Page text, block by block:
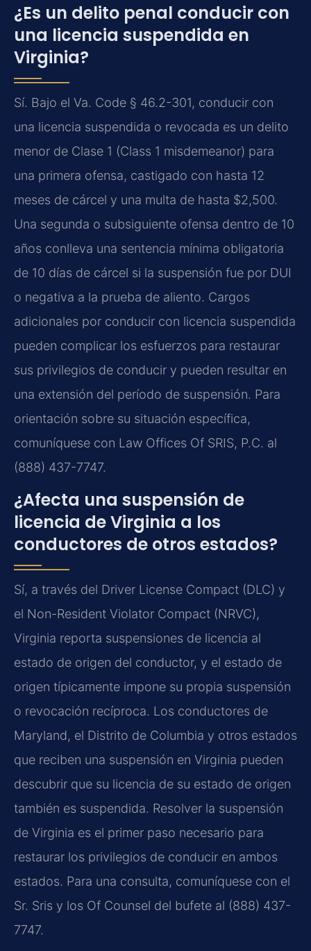
¿Es un delito penal conducir con
una licencia suspendida en
Virginia?
Sí. Bajo el Va. Code § 46.2-301, conducir con
una licencia suspendida o revocada es un delito
menor de Clase 1 (Class 1 misdemeanor) para
una primera ofensa, castigado con hasta 12
meses de cárcel y una multa de hasta $2,500.
Una segunda o subsiguiente ofensa dentro de 10
años conlleva una sentencia mínima obligatoria
de 10 días de cárcel si la suspensión fue por DUI
o negativa a la prueba de aliento. Cargos
adicionales por conducir con licencia suspendida
pueden complicar los esfuerzos para restaurar
sus privilegios de conducir y pueden resultar en
una extensión del período de suspensión. Para
orientación sobre su situación específica,
comuníquese con Law Offices Of SRIS, P.C. al
(888) 437-7747.
¿Afecta una suspensión de
licencia de Virginia a los
conductores de otros estados?
Sí, a través del Driver License Compact (DLC) y
el Non-Resident Violator Compact (NRVC),
Virginia reporta suspensiones de licencia al
estado de origen del conductor, y el estado de
origen típicamente impone su propia suspensión
o revocación recíproca. Los conductores de
Maryland, el Distrito de Columbia y otros estados
que reciben una suspensión en Virginia pueden
descubrir que su licencia de su estado de origen
también es suspendida. Resolver la suspensión
de Virginia es el primer paso necesario para
restaurar los privilegios de conducir en ambos
estados. Para una consulta, comuníquese con el
Sr. Sris y los Of Counsel del bufete al (888) 437-
7747.